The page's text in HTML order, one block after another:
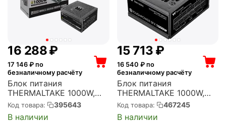
16 288₽
17 146 ₽ по
безналичному расчёту
Блок питания
THERMALTAKE 1000W,
Toughpower GF3 1000
TPD-1000AH3FCG ATX,
активный PFC, 135 мм,
Код товара: 395643
В наличии
15 713 ₽
16 540 ₽ по
безналичному расчёту
Блок питания
THERMALTAKE 1000W,
ToughPower SFX1000
SFX, активный PFC, 90
мм, 80 PLUS Platinum,
Код товара: 467245
В наличии